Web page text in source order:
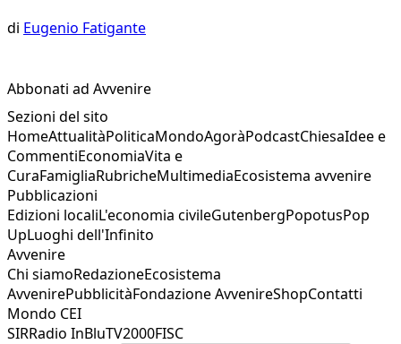
di Eugenio Fatigante
Abbonati ad Avvenire
Sezioni del sito
HomeAttualitàPoliticaMondoAgoràPodcastChiesaIdee e
CommentiEconomiaVita e
CuraFamigliaRubricheMultimediaEcosistema avvenire
Pubblicazioni
Edizioni localiL'economia civileGutenbergPopotusPop
UpLuoghi dell'Infinito
Avvenire
Chi siamoRedazioneEcosistema
AvvenirePubblicitàFondazione AvvenireShopContatti
Mondo CEI
SIRRadio InBluTV2000FISC